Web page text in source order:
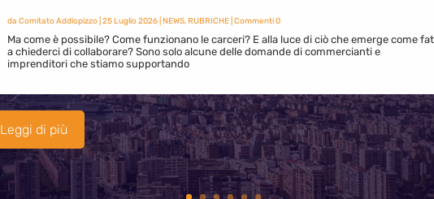
da Comitato Addiopizzo| 25 Luglio 2026| NEWS,RUBRICHE| Commenti 0
Ma come è possibile? Come funzionano le carceri? E alla luce di ciò che emerge come
a chiederci di collaborare? Sono solo alcune delle domande di commercianti e
imprenditori che stiamo supportando
Leggi di più